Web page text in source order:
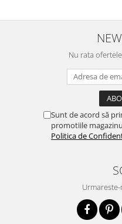
Nu rata
Sunt de acord să
promotiile
Politica de